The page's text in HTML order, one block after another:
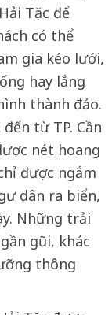
Tặc để
có thể
gia kéo lưới,
hay lắng
thành đảo.
từ TP. Cần
nét hoang
được ngắm
dân ra biển,
Những trải
gũi, khác
thông